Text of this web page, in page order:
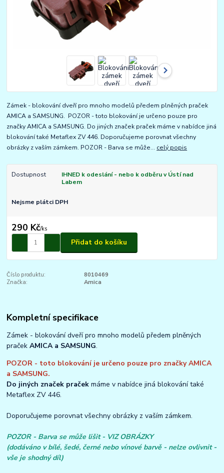
Zámek - blokování dveří pro mnoho modelů předem plněných praček
AMICA a SAMSUNG. POZOR - toto blokování je určeno pouze pro
značky AMICA a SAMSUNG. Do jiných značek praček máme v nabídce jiná
blokování také Metaflex ZV 446. Doporučujeme porovnat všechny
obrázky z vaším zámkem. POZOR - Barva se může... celý popis
Dostupnost
IHNED k odeslání - nebo k odběru v Ústí nad
Labem
Nejsme plátci DPH
290 Kč/ks
Přidat do košíku
Číslo produktu:
8010469
Značka:
Amica
Kompletní specifikace
Zámek - blokování dveří pro mnoho modelů předem plněných
pračekAMICA a SAMSUNG.
POZOR - toto blokování je určeno pouze pro značky AMICA
a SAMSUNG.
Do jiných značek praček máme v nabídce jiná blokování také
Metaflex ZV 446.
Doporučujeme porovnat všechny obrázky z vaším zámkem.
POZOR - Barva se může lišit - VIZ OBRÁZKY
(dodáváno v bílé, šedé, černé nebo vínové barvě - nelze ovlivnit -
vše je shodný díl)